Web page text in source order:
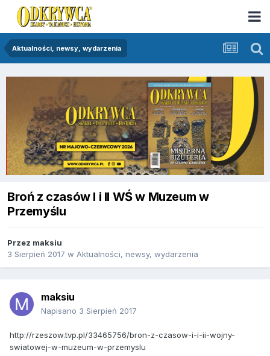
Aktualności, newsy, wydarzenia
Broń z czasów I i II WŚ w Muzeum w
Przemyślu
Przez maksiu
3 Sierpień 2017 w Aktualności, newsy, wydarzenia
maksiu
Napisano 3 Sierpień 2017
http://rzeszow.tvp.pl/33465756/bron-z-czasow-i-i-ii-wojny-
swiatowej-w-muzeum-w-przemyslu